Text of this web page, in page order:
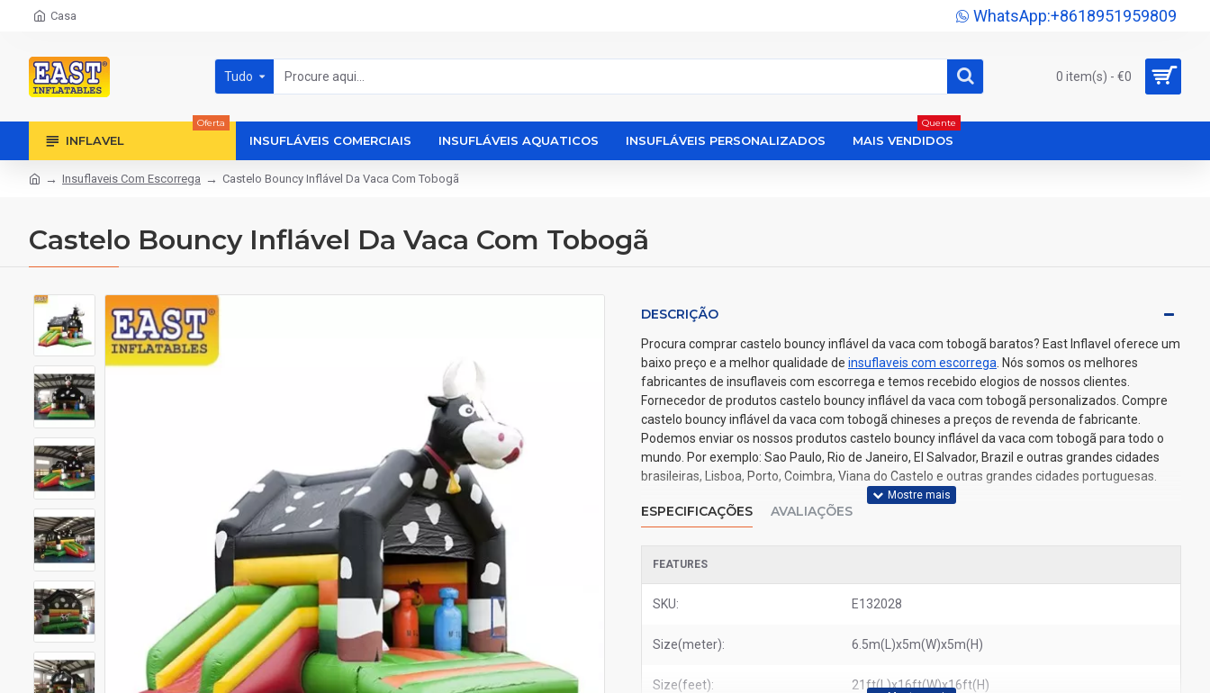
Casa WhatsApp:+8618951959809
Tudo 0 item(s) - €0
INFLAVEL
Oferta
INSUFLÁVEIS COMERCIAIS INSUFLÁVEIS AQUATICOS INSUFLÁVEIS PERSONALIZADOS MAIS VENDIDOS
Quente
Insuflaveis Com Escorrega Castelo Bouncy Inflável Da Vaca Com Tobogã
Castelo Bouncy Inflável Da Vaca Com Tobogã
DESCRIÇÃO
Procura comprar castelo bouncy inflável da vaca com tobogã baratos? East Inflavel oferece um
baixo preço e a melhor qualidade de insuflaveis com escorrega . Nós somos os melhores
fabricantes de insuflaveis com escorrega e temos recebido elogios de nossos clientes.
Fornecedor de produtos castelo bouncy inflável da vaca com tobogã personalizados. Compre
castelo bouncy inflável da vaca com tobogã chineses a preços de revenda de fabricante.
Podemos enviar os nossos produtos castelo bouncy inflável da vaca com tobogã para todo o
mundo. Por exemplo: Sao Paulo, Rio de Janeiro, El Salvador, Brazil e outras grandes cidades
brasileiras, Lisboa, Porto, Coimbra, Viana do Castelo e outras grandes cidades portuguesas.
ESPECIFICAÇÕES AVALIAÇÕES
FEATURES
SKU: E132028
Size(meter): 6.5m(L)x5m(W)x5m(H)
Size(feet): 21ft(L)x16ft(W)x16ft(H)